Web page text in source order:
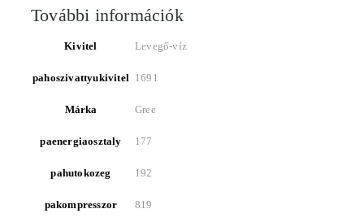
További információk
Kivitel Levegő-víz
pahoszivattyukivitel 1691
Márka Gree
paenergiaosztaly 177
pahutokozeg 192
pakompresszor 819